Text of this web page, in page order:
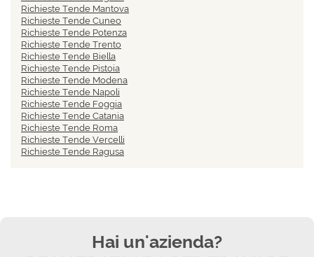
Richieste Tende Mantova
Richieste Tende Cuneo
Richieste Tende Potenza
Richieste Tende Trento
Richieste Tende Biella
Richieste Tende Pistoia
Richieste Tende Modena
Richieste Tende Napoli
Richieste Tende Foggia
Richieste Tende Catania
Richieste Tende Roma
Richieste Tende Vercelli
Richieste Tende Ragusa
Hai un'azienda?